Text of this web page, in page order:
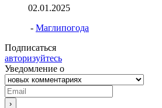
02.01.2025
- Маглипогода
Подписаться
авторизуйтесь
Уведомление о